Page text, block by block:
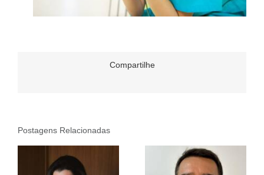
Compartilhe
Postagens Relacionadas